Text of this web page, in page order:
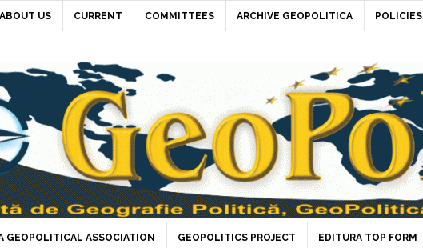
ABOUT US CURRENT COMMITTEES ARCHIVE GEOPOLITICA POLICIES
GEOPOLITICAL ASSOCIATION GEOPOLITICS PROJECT EDITURA TOP FORM